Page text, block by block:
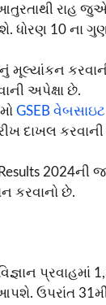
રાહ
ધોરણ 10 ના
મૂલ્યાંકન
અપેક્ષા છે.
GSEB વેબસાઇટ
દાખલ
2024ની
કરવાનો છે.
પ્રવાહમાં
ઉપરાંત 31મી